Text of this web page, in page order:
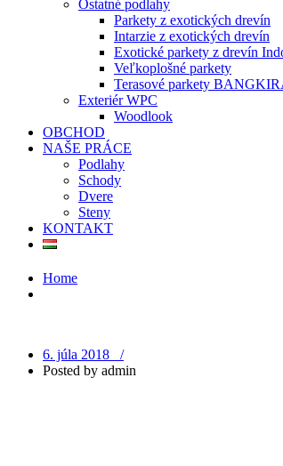
Ostatné podlahy
Parkety z exotických drevín
Intarzie z exotických drevín
Exotické parkety z drevín
Veľkoplošné parkety
Terasové parkety
Exteriér WPC
Woodlook
OBCHOD
NAŠE PRÁCE
Podlahy
Schody
Dvere
Steny
KONTAKT
Home
6. júla 2018 /
Posted by admin